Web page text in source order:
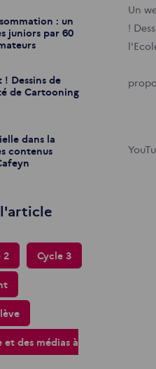
Un
!
: un
juniors par 60
Dessins de
de Cartooning
dans la
contenus
2 Cycle 3
et des médias à